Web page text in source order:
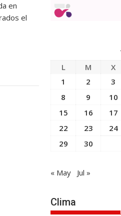
en
el
L M X
1
2 3
8
9 10
15
16 17
22
23 24
29
30
« May Jul »
Clima